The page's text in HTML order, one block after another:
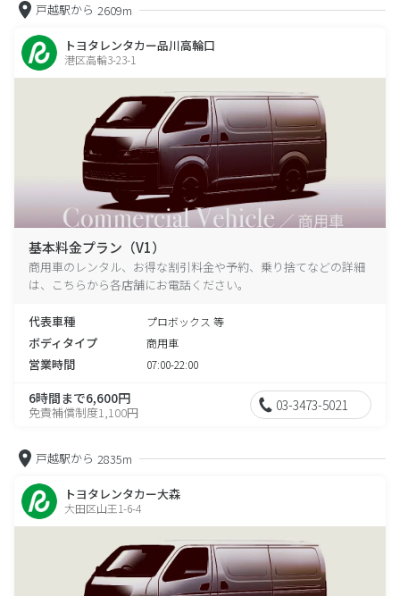
戸越駅から 2609m
トヨタレンタカー品川高輪口
港区高輪3-23-1
基本料金プラン（V1）
商用車のレンタル、お得な割引料金や予約、乗り捨てなどの詳細
は、こちらから各店舗にお電話ください。
代表車種 プロボックス 等
ボディタイプ 商用車
営業時間 07:00-22:00
6時間まで6,600円
免責補償制度1,100円 03-3473-5021
戸越駅から 2835m
トヨタレンタカー大森
大田区山王1-6-4